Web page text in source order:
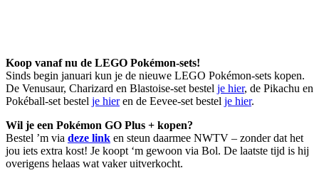
Koop vanaf nu de LEGO Pokémon-sets!
Sinds begin januari kun je de nieuwe LEGO Pokémon-sets kopen.
De Venusaur, Charizard en Blastoise-set bestel je hier, de Pikachu en
Pokéball-set bestel je hieren de Eevee-set bestel je hier.
Wil je een Pokémon GO Plus + kopen?
Bestel ’m via deze link en steun daarmee NWTV – zonder dat het
jou iets extra kost! Je koopt ‘m gewoon via Bol. De laatste tijd is hij
overigens helaas wat vaker uitverkocht.